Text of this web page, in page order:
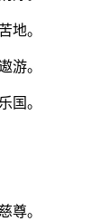
地。
游。
国。
尊。